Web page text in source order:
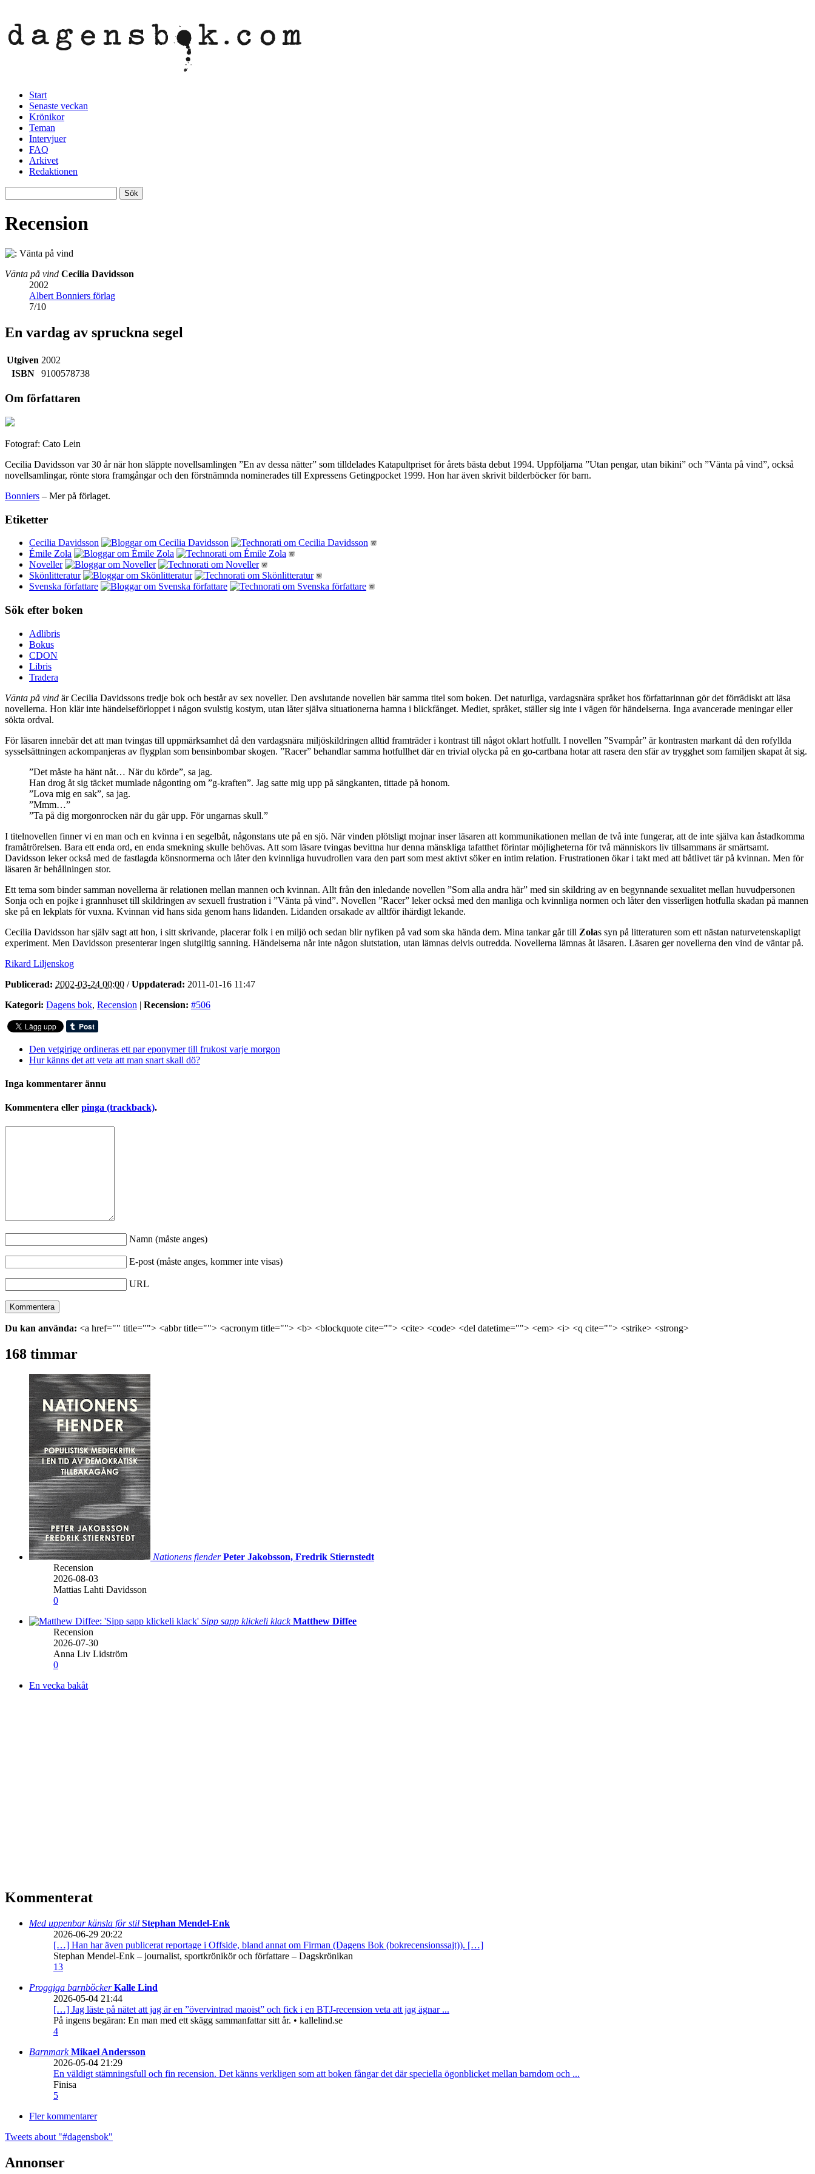
Start
Senaste veckan
Krönikor
Teman
Intervjuer
FAQ
Arkivet
Redaktionen
Recension
Vänta på vind Cecilia Davidsson
2002
Albert Bonniers förlag
7/10
En vardag av spruckna segel
Utgiven 2002
ISBN
9100578738
Om författaren
Fotograf: Cato Lein
Cecilia Davidsson var 30 år när hon släppte novellsamlingen ”En av dessa nätter” som tilldelades Katapultpriset för årets bästa debut 1994. Uppföljarna ”Utan pengar, utan bikini” och ”Vänta på vind”, också
novellsamlingar, rönte stora framgångar och den förstnämnda nominerades till Expressens Getingpocket 1999. Hon har även skrivit bilderböcker för barn.
Bonniers – Mer på förlaget.
Etiketter
Cecilia Davidsson
Émile Zola
Noveller
Skönlitteratur
Svenska författare
Sök efter boken
Adlibris
Bokus
CDON
Libris
Tradera
Vänta på vind är Cecilia Davidssons tredje bok och består av sex noveller. Den avslutande novellen bär samma titel som boken. Det naturliga, vardagsnära språket hos författarinnan gör det förrädiskt att läsa
novellerna. Hon klär inte händelseförloppet i någon svulstig kostym, utan låter själva situationerna hamna i blickfånget. Mediet, språket, ställer sig inte i vägen för händelserna. Inga avancerade meningar eller
sökta ordval.
För läsaren innebär det att man tvingas till uppmärksamhet då den vardagsnära miljöskildringen alltid framträder i kontrast till något oklart hotfullt. I novellen ”Svampår” är kontrasten markant då den rofyllda
sysselsättningen ackompanjeras av flygplan som bensinbombar skogen. ”Racer” behandlar samma hotfullhet där en trivial olycka på en go-cartbana hotar att rasera den sfär av trygghet som familjen skapat åt sig.
”Det måste ha hänt nåt… När du körde”, sa jag.
Han drog åt sig täcket mumlade någonting om ”g-kraften”. Jag satte mig upp på sängkanten, tittade på honom.
”Lova mig en sak”, sa jag.
”Mmm…”
”Ta på dig morgonrocken när du går upp. För ungarnas skull.”
I titelnovellen finner vi en man och en kvinna i en segelbåt, någonstans ute på en sjö. När vinden plötsligt mojnar inser läsaren att kommunikationen mellan de två inte fungerar, att de inte själva kan åstadkomma
framåtrörelsen. Bara ett enda ord, en enda smekning skulle behövas. Att som läsare tvingas bevittna hur denna mänskliga tafatthet förintar möjligheterna för två människors liv tillsammans är smärtsamt.
Davidsson leker också med de fastlagda könsnormerna och låter den kvinnliga huvudrollen vara den part som mest aktivt söker en intim relation. Frustrationen ökar i takt med att båtlivet tär på kvinnan. Men för
läsaren är behållningen stor.
Ett tema som binder samman novellerna är relationen mellan mannen och kvinnan. Allt från den inledande novellen ”Som alla andra här” med sin skildring av en begynnande sexualitet mellan huvudpersonen
Sonja och en pojke i grannhuset till skildringen av sexuell frustration i ”Vänta på vind”. Novellen ”Racer” leker också med den manliga och kvinnliga normen och låter den visserligen hotfulla skadan på mannen
ske på en lekplats för vuxna. Kvinnan vid hans sida genom hans lidanden. Lidanden orsakade av alltför ihärdigt lekande.
Cecilia Davidsson har själv sagt att hon, i sitt skrivande, placerar folk i en miljö och sedan blir nyfiken på vad som ska hända dem. Mina tankar går till Zolas syn på litteraturen som ett nästan naturvetenskapligt
experiment. Men Davidsson presenterar ingen slutgiltig sanning. Händelserna når inte någon slutstation, utan lämnas delvis outredda. Novellerna lämnas åt läsaren. Läsaren ger novellerna den vind de väntar på.
Rikard Liljenskog
Publicerad: 2002-03-24 00:00 /Uppdaterad: 2011-01-16 11:47
Kategori: Dagens bok, Recension | Recension: #506
Den vetgirige ordineras ett par eponymer till frukost varje morgon
Hur känns det att veta att man snart skall dö?
Inga kommentarer ännu
Kommentera eller pinga (trackback).
Namn (måste anges)
E-post (måste anges, kommer inte visas)
URL
Du kan använda: <a href="" title=""> <abbr title=""> <acronym title=""> <b> <blockquote cite=""> <cite> <code> <del datetime=""> <em> <i> <q cite=""> <strike> <strong>
168 timmar
Nationens fiender Peter Jakobsson, Fredrik Stiernstedt
Recension
2026-08-03
Mattias Lahti Davidsson
0
Sipp sapp klickeli klack Matthew Diffee
Recension
2026-07-30
Anna Liv Lidström
0
En vecka bakåt
Kommenterat
Med uppenbar känsla för stil Stephan Mendel-Enk
2026-06-29 20:22
[…] Han har även publicerat reportage i Offside, bland annat om Firman (Dagens Bok (bokrecensionssajt)). […]
Stephan Mendel-Enk – journalist, sportkrönikör och författare – Dagskrönikan
13
Proggiga barnböckerKalle Lind
2026-05-04 21:44
[…] Jag läste på nätet att jag är en ”övervintrad maoist” och fick i en BTJ-recension veta att jag ägnar ...
På ingens begäran: En man med ett skägg sammanfattar sitt år. • kallelind.se
4
BarnmarkMikael Andersson
2026-05-04 21:29
En väldigt stämningsfull och fin recension. Det känns verkligen som att boken fångar det där speciella ögonblicket mellan barndom och ...
Finisa
5
Fler kommentarer
Tweets about "#dagensbok"
Annonser